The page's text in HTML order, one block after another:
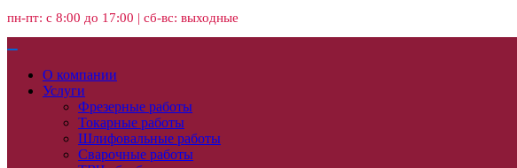
пн-пт: с 8:00 до 17:00 | сб-вс: выходные
О компании
Услуги
Фрезерные работы
Токарные работы
Шлифовальные работы
Сварочные работы